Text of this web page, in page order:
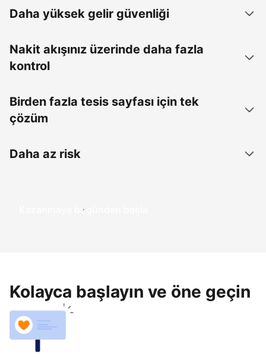
Daha yüksek gelir güvenliği
Nakit akışınız üzerinde daha fazla
kontrol
Birden fazla tesis sayfası için tek
çözüm
Daha az risk
Kazanmaya bugünden başla
Kolayca başlayın ve öne geçin